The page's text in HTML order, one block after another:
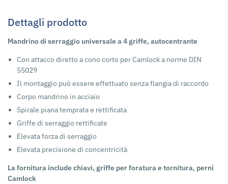
Dettagli prodotto
Mandrino di serraggio universale a 4 griffe, autocentrante
Con attacco diretto a cono corto per Camlock a norme DIN
55029
Il montaggio può essere effettuato senza flangia di raccordo
Corpo mandrino in acciaio
Spirale piana temprata e rettificata
Griffe di serraggio rettificate
Elevata forza di serraggio
Elevata precisione di concentricità
La fornitura include chiavi, griffe per foratura e tornitura, perni
Camlock